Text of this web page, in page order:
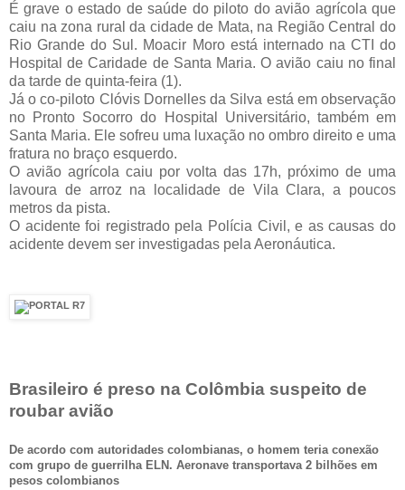
É grave o estado de saúde do piloto do avião agrícola que
caiu na zona rural da cidade de Mata, na Região Central do
Rio Grande do Sul. Moacir Moro está internado na CTI do
Hospital de Caridade de Santa Maria. O avião caiu no final
da tarde de quinta-feira (1).
Já o co-piloto Clóvis Dornelles da Silva está em observação
no Pronto Socorro do Hospital Universitário, também em
Santa Maria. Ele sofreu uma luxação no ombro direito e uma
fratura no braço esquerdo.
O avião agrícola caiu por volta das 17h, próximo de uma
lavoura de arroz na localidade de Vila Clara, a poucos
metros da pista.
O acidente foi registrado pela Polícia Civil, e as causas do
acidente devem ser investigadas pela Aeronáutica.
Brasileiro é preso na Colômbia suspeito de
roubar avião
De acordo com autoridades colombianas, o homem teria conexão
com grupo de guerrilha ELN. Aeronave transportava 2 bilhões em
pesos colombianos